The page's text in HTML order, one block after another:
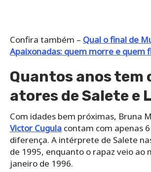
Confira também – Qual o final de
Apaixonadas: quem morre e quem
Quantos anos tem
atores de Salete e
Com idades bem próximas, Bruna
Victor Cugula contam com apenas
diferença. A intérprete de Salete
de 1995, enquanto o rapaz veio ao
janeiro de 1996.